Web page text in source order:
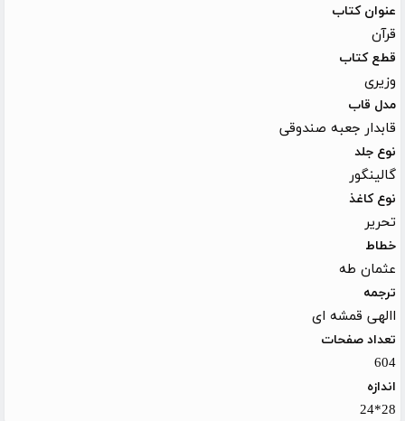
عنوان کتاب
قرآن
قطع کتاب
وزیری
مدل قاب
قابدار جعبه صندوقی
نوع جلد
گالینگور
نوع کاغذ
تحریر
خطاط
عثمان طه
ترجمه
االهی قمشه ای
تعداد صفحات
604
اندازه
28*24